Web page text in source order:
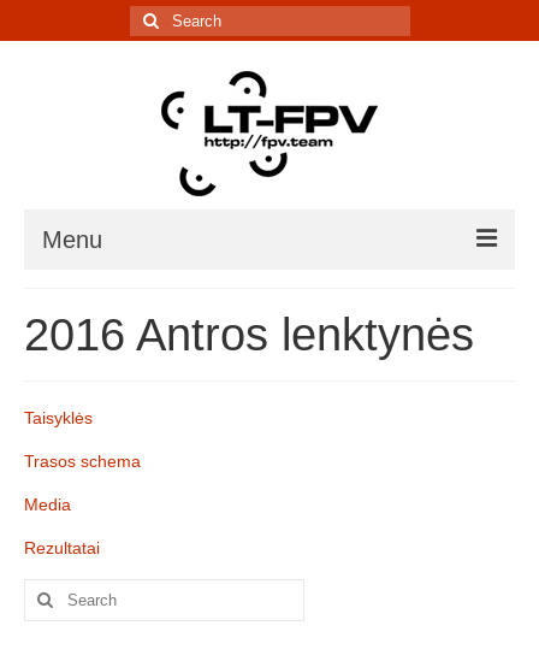
Search
for:
Menu
5.8G kanalų skaičiuoklė
IR davikliai – sąrašai, informacija
Lenktynės/renginiai
„Savaitės lyga”
Lėktuvų susitikimų taisyklės/dažnių lentelė
2016 Antros lenktynės
Taisyklės
Trasos schema
Media
Rezultatai
Search
for: